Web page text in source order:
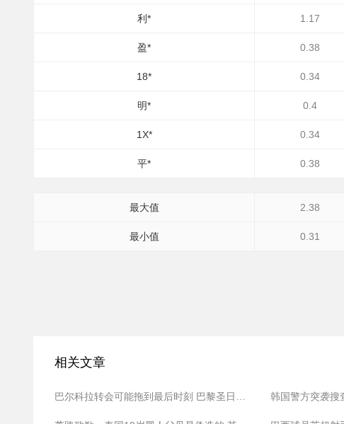
利* 1.17
盈* 0.38
18* 0.34
明* 0.4
1X* 0.34
平* 0.38
最大值 2.38
最小值 0.31
相关文章